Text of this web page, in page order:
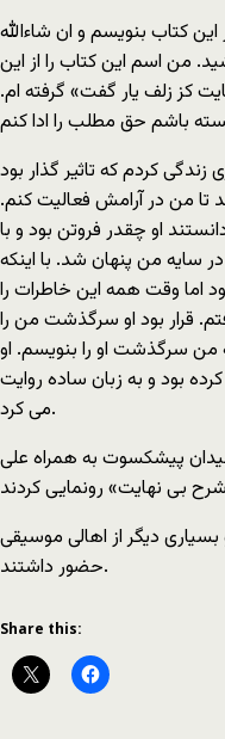
کتاب بنویسم و ان شاءالله
من اسم این کتاب را از این
کز زلف یار گفت» گرفته ام.
کردم که تاثیر گذار بود
تا من در آرامش فعالیت کنم.
او چقدر فروتن بود و با
سایه من پنهان شد. با اینکه
اما وقت همه این خاطرات را
قرار بود او سرگذشت من را
سرگذشت او را بنویسم. او
سالگی شروع کرده بود و به زبان ساده روایت
می کرد.
پیشکسوت به همراه علی
دیگر از اهالی موسیقی
حضور داشتند.
Share this: